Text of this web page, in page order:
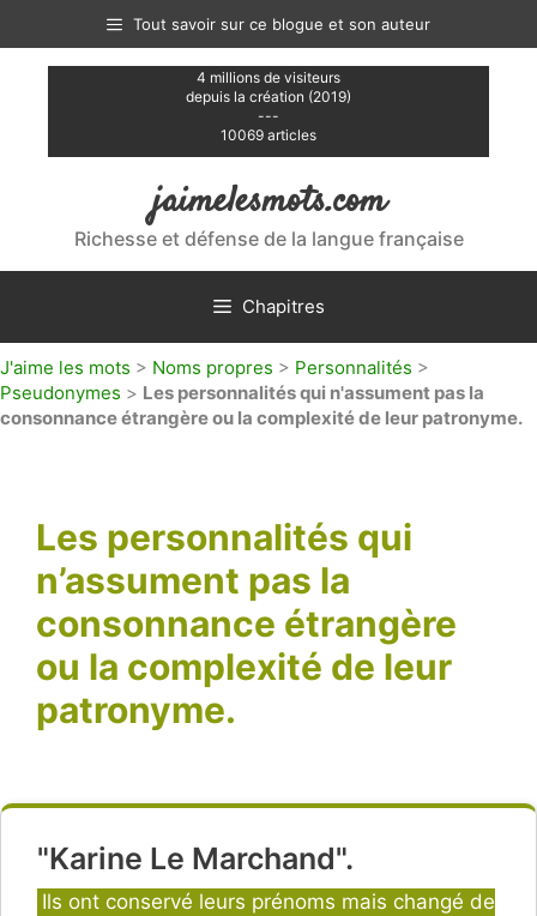
contenu
Tout savoir sur ce blogue et son auteur
4 millions de visiteurs
depuis la création (2019)
---
10069 articles
jaimelesmots.com
Richesse et défense de la langue française
Chapitres
J'aime les mots > Noms propres > Personnalités >
Pseudonymes > Les personnalités qui n'assument pas la
consonnance étrangère ou la complexité de leur patronyme.
Les personnalités qui
n’assument pas la
consonnance étrangère
ou la complexité de leur
patronyme.
"Karine Le Marchand".
Catégories
Ils ont conservé leurs prénoms mais changé de